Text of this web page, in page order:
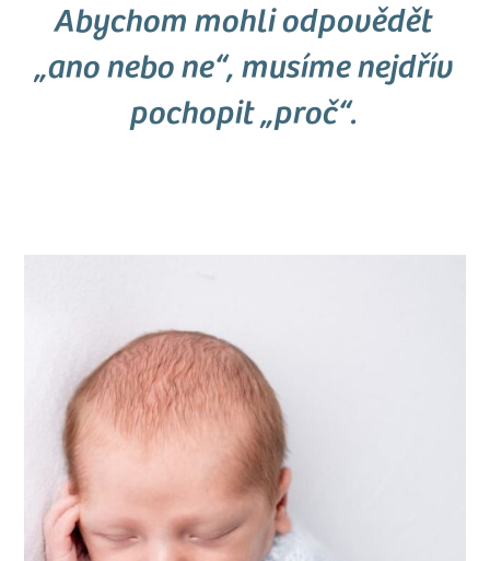
Abychom mohli odpovědět
„ano nebo ne“, musíme nejdřív
pochopit „proč“.